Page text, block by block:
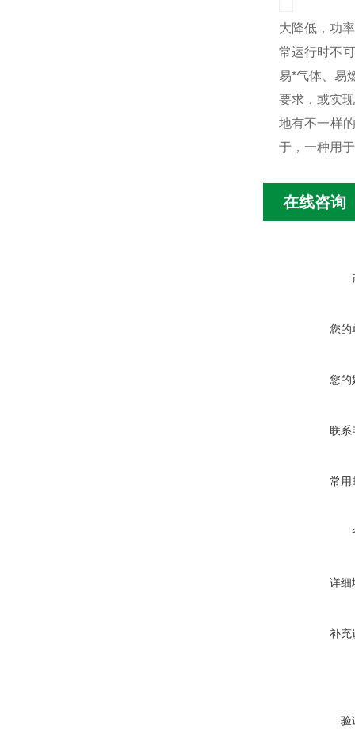
大降低，功
常运行时不
易*气体、易
要求，或实
地有不一样
于，一种用
在线咨询
您的
您的
联系
常用
详细
补充
验